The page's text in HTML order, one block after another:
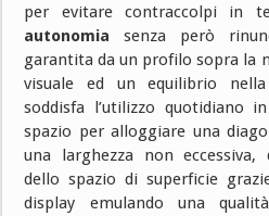
per evitare contraccolpi in
autonomia senza però
garantita da un profilo sopra la
visuale ed un equilibrio
soddisfa l’utilizzo quotidiano
spazio per alloggiare una
una larghezza non eccessiva,
dello spazio di superficie
display emulando una